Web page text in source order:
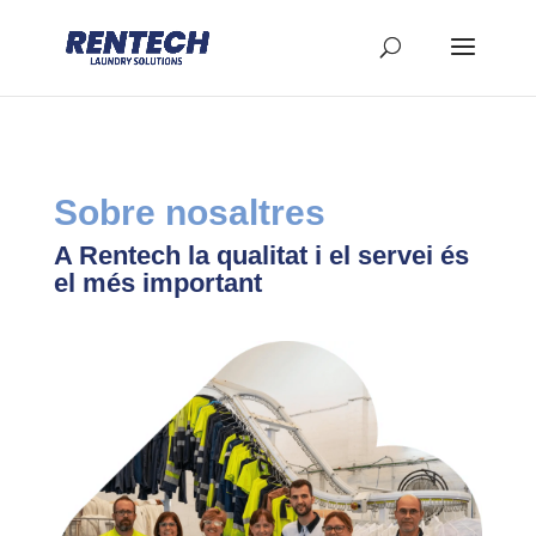
Sobre nosaltres
A Rentech la qualitat i el servei és
el més important